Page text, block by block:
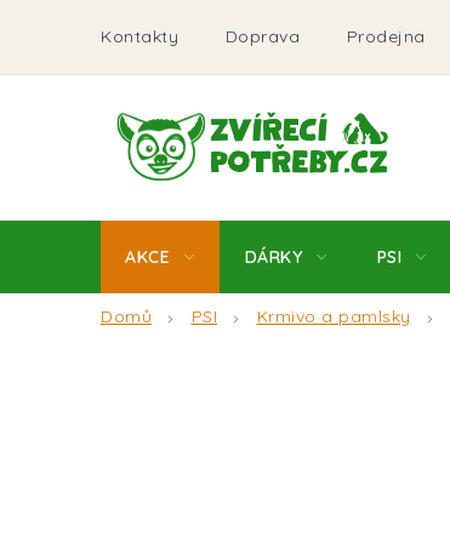
obsah
Kontakty Doprava Prodejna
AKCE DÁRKY PSI
Domů PSI Krmivo a pamlsky